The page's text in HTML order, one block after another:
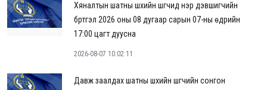
Хяналтын шатны шүүхийн шүүгчид нэр дэвшигчийн
бүртгэл 2026 оны 08 дугаар сарын 07-ны өдрийн
17:00 цагт дуусна
2026-08-07 10:02:11
Давж заалдах шатны шүүхийн шүүгчийн сонгон